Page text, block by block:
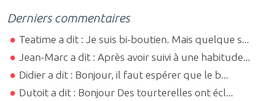
Derniers commentaires
Teatime a dit : Je suis bi-boutien. Mais quelque s...
Jean-Marc a dit : Après avoir suivi à une habitude...
Didier a dit : Bonjour, il faut espérer que le b...
Dutoit a dit : Bonjour Des tourterelles ont écl...